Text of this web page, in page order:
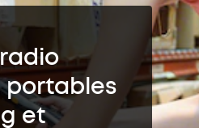
portables
et